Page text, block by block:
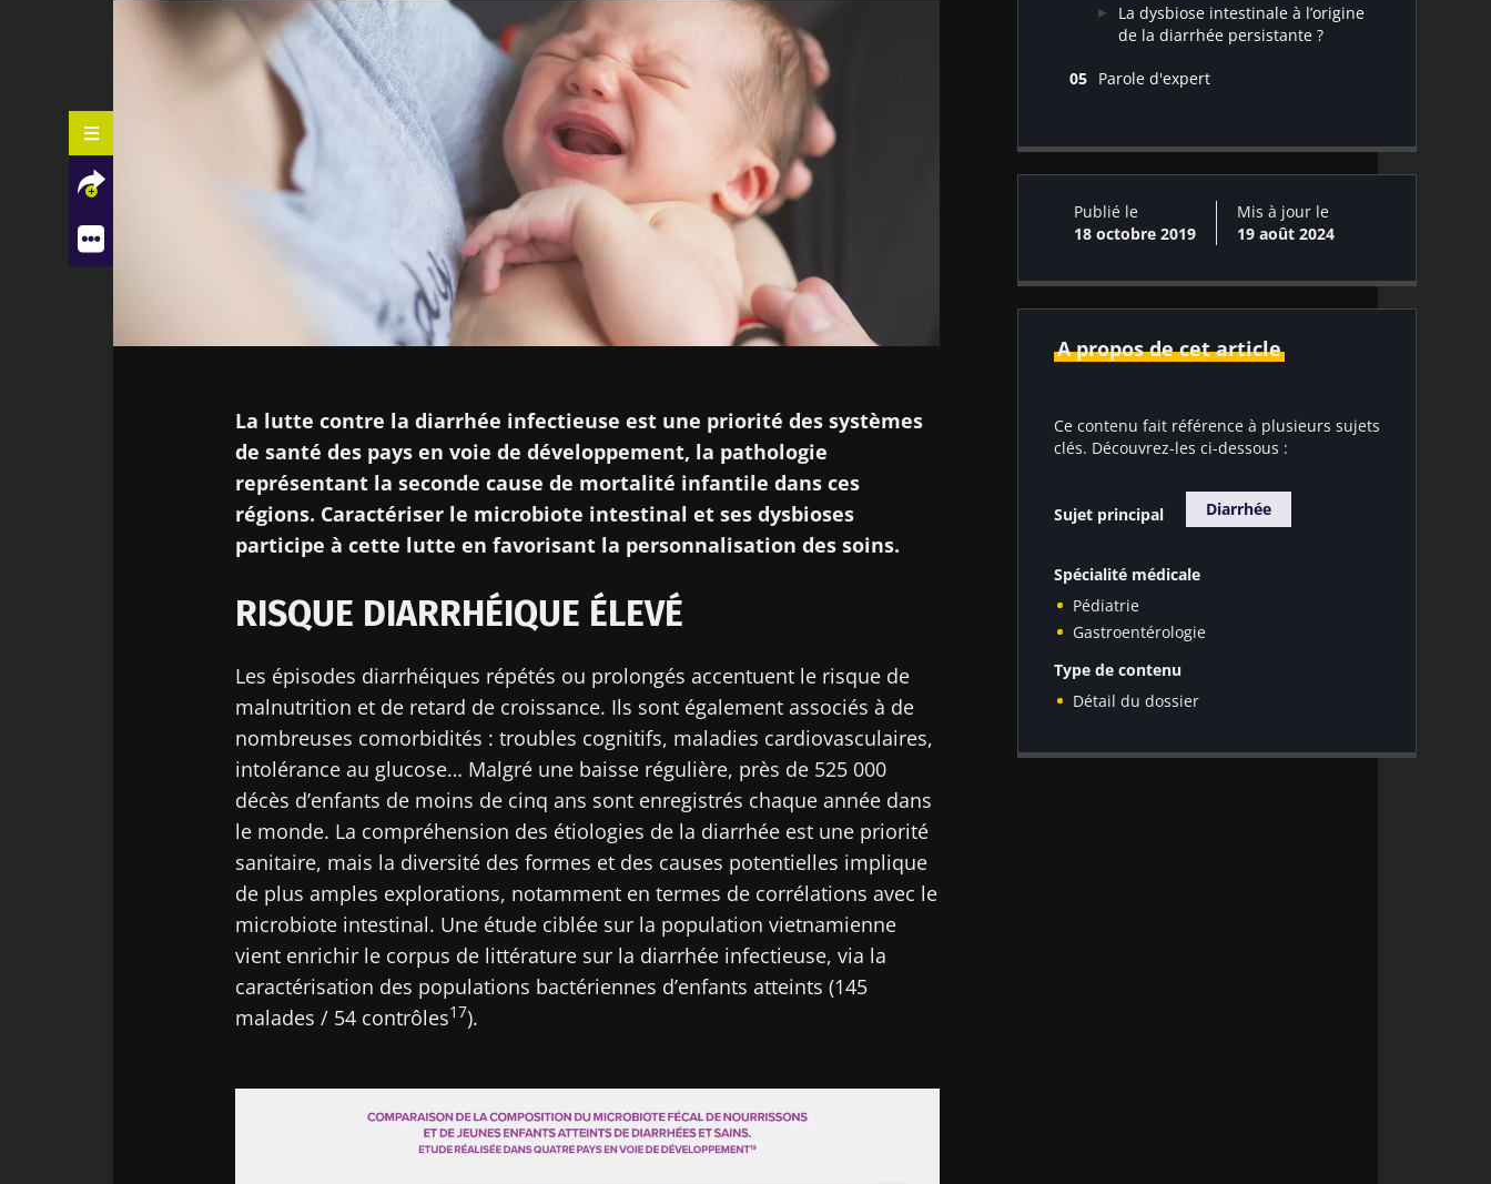
RISQUE DIARRHÉIQUE ÉLEVÉ
AGENTS ÉTIOLOGIQUES IDENTIFIÉS
La lutte contre la diarrhée infectieuse est une priorité des systèmes
de santé des pays en voie de développement, la pathologie
représentant la seconde cause de mortalité infantile dans ces
régions. Caractériser le microbiote intestinal et ses dysbioses
participe à cette lutte en favorisant la personnalisation des soins.
RISQUE DIARRHÉIQUE ÉLEVÉ
Les épisodes diarrhéiques répétés ou prolongés accentuent le risque de
malnutrition et de retard de croissance. Ils sont également associés à de
nombreuses comorbidités : troubles cognitifs, maladies cardiovasculaires,
intolérance au glucose… Malgré une baisse régulière, près de 525 000
décès d’enfants de moins de cinq ans sont enregistrés chaque année dans
le monde. La compréhension des étiologies de la diarrhée est une priorité
sanitaire, mais la diversité des formes et des causes potentielles implique
de plus amples explorations, notamment en termes de corrélations avec le
microbiote intestinal. Une étude ciblée sur la population vietnamienne
vient enrichir le corpus de littérature sur la diarrhée infectieuse, via la
caractérisation des populations bactériennes d’enfants atteints (145
malades / 54 contrôles17).
La dysbiose intestinale à l’origine
de la diarrhée persistante ?
Parole d'expert
nécessité
Publié le
18 octobre 2019
Mis à jour le
19 août 2024
A propos de cet article
Ce contenu fait référence à plusieurs sujets
clés. Découvrez-les ci-dessous :
Sujet principal Diarrhée
Spécialité médicale
Pédiatrie
Gastroentérologie
Type de contenu
Détail du dossier